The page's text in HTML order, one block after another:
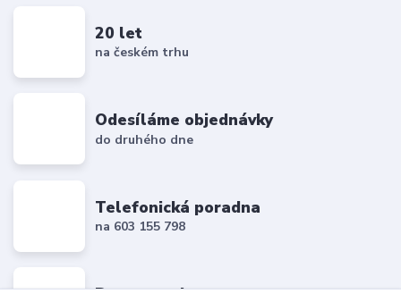
20 let
na českém trhu
Odesíláme objednávky
do druhého dne
Telefonická poradna
na 603 155 798
Doprava zdarma